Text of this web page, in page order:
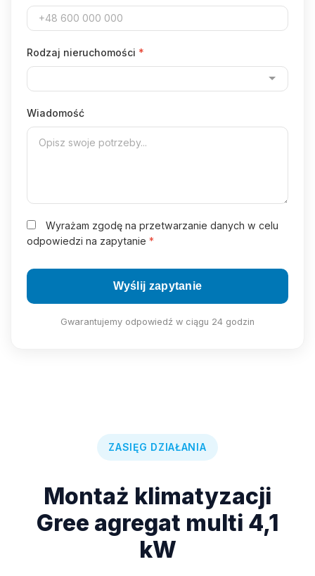
Rodzaj nieruchomości *
Wiadomość
Wyrażam zgodę na przetwarzanie danych w celu
odpowiedzi na zapytanie *
Wyślij zapytanie
Gwarantujemy odpowiedź w ciągu 24 godzin
ZASIĘG DZIAŁANIA
Montaż klimatyzacji
Gree agregat multi 4,1
kW